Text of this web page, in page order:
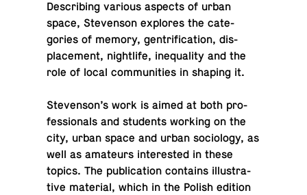
De­scrib­ing various aspects of urban
space, Steven­son ex­plores the cat­e­
gories of memory, gen­tri­fi­ca­tion, dis­
place­ment, nightlife, in­equal­ity and the
role of local com­mu­ni­ties in shaping it.
Steven­son’s work is aimed at both pro­
fes­sion­als and stu­dents working on the
city, urban space and urban so­ci­ol­ogy, as
well as am­a­teurs in­ter­ested in these
topics. The pub­li­ca­tion con­tains il­lus­tra­
tive ma­te­r­ial, which in the Polish edition